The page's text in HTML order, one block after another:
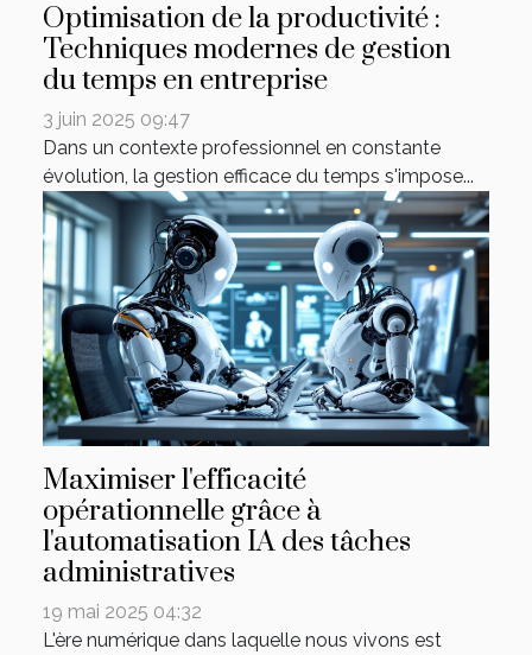
Optimisation de la productivité :
Techniques modernes de gestion
du temps en entreprise
3 juin 2025 09:47
Dans un contexte professionnel en constante
évolution, la gestion efficace du temps s'impose...
Maximiser l'efficacité
opérationnelle grâce à
l'automatisation IA des tâches
administratives
19 mai 2025 04:32
L'ère numérique dans laquelle nous vivons est